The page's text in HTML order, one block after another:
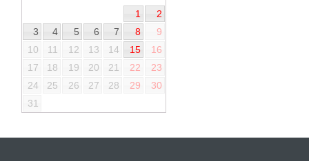
1
2
3
4 5 6 7 8
9
10
11 12 13 14 15
16
17
18 19 20 21 22
23
24
25 26 27 28 29
30
31